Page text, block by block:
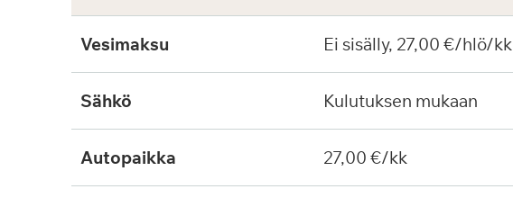
Vesimaksu Ei sisälly, 27,00 €/hlö/kk
Sähkö Kulutuksen mukaan
Autopaikka 27,00 €/kk